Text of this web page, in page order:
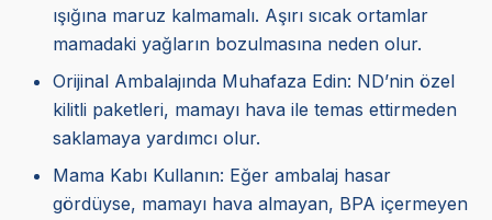
ışığına maruz kalmamalı. Aşırı sıcak ortamlar
mamadaki yağların bozulmasına neden olur.
Orijinal Ambalajında Muhafaza Edin: ND’nin özel
kilitli paketleri, mamayı hava ile temas ettirmeden
saklamaya yardımcı olur.
Mama Kabı Kullanın: Eğer ambalaj hasar
gördüyse, mamayı hava almayan, BPA içermeyen